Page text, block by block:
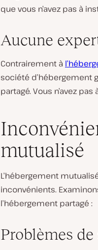
que vous n’avez pas à
Aucune
Contrairement à
société d’hébergement
partagé. Vous n’avez
mutualisé
L’hébergement
inconvénients.
l’hébergement partagé :
Problèmes de